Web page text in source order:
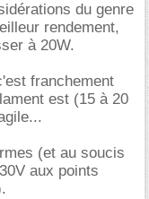
du genre
rendement,
à 20W.
franchement
est (15 à 20
(et au soucis
aux points